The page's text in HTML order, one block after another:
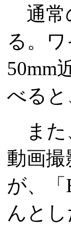
通常
る。
50mm
べる
また
動画
が、
んと